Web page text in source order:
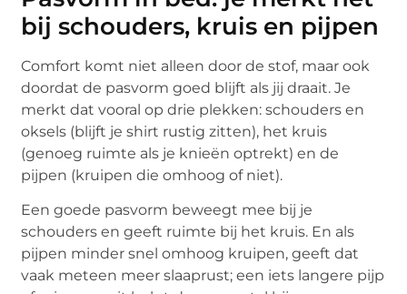
bij schouders, kruis en pijpen
Comfort komt niet alleen door de stof, maar ook
doordat de pasvorm goed blijft als jij draait. Je
merkt dat vooral op drie plekken: schouders en
oksels (blijft je shirt rustig zitten), het kruis
(genoeg ruimte als je knieën optrekt) en de
pijpen (kruipen die omhoog of niet).
Een goede pasvorm beweegt mee bij je
schouders en geeft ruimte bij het kruis. En als
pijpen minder snel omhoog kruipen, geeft dat
vaak meteen meer slaaprust; een iets langere pijp